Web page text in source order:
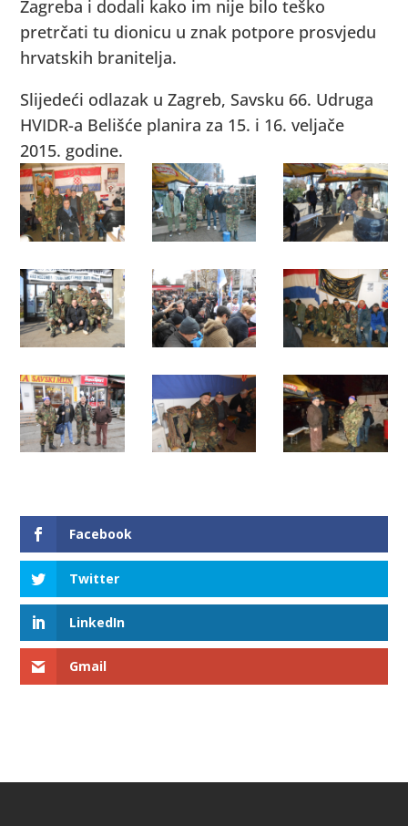
Zagreba i dodali kako im nije bilo teško
pretrčati tu dionicu u znak potpore prosvjedu
hrvatskih branitelja.
Slijedeći odlazak u Zagreb, Savsku 66. Udruga
HVIDR-a Belišće planira za 15. i 16. veljače
2015. godine.
Facebook
Twitter
LinkedIn
Gmail